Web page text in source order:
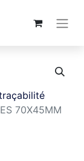
70X45MM